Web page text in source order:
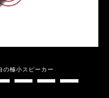
の極小スピーカー